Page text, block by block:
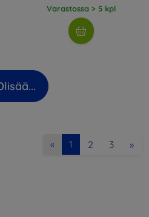
Varastossa > 5 kpl
lisää...
« 1 2 3 »